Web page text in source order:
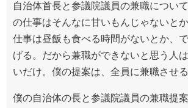
自治体首長と参議院議員の兼職につい
の仕事はそんなに甘いもんじゃないと
仕事は昼飯も食べる時間がないとか、
げる。だから兼職ができないと思う人
いだけ。僕の提案は、全員に兼職させる
僕の自治体の長と参議院議員の兼職提